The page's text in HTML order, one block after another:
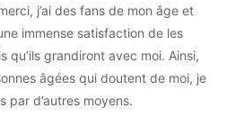
j’ai des fans de mon âge et
immense satisfaction de les
qu’ils grandiront avec moi. Ainsi,
âgées qui doutent de moi, je
par d’autres moyens.